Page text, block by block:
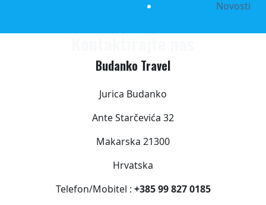
Novosti
Budanko Travel
Jurica Budanko
Ante Starčevića 32
Makarska 21300
Hrvatska
Telefon/Mobitel : +385 99 827 0185